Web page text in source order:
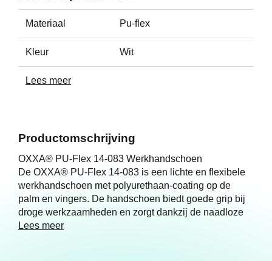
Productomschrijving
OXXA® PU-Flex 14-083 Werkhandschoen
De OXXA® PU-Flex 14-083 is een lichte en flexibele
werkhandschoen met polyurethaan-coating op de
palm en vingers. De handschoen biedt goede grip bij
droge werkzaamheden en zorgt dankzij de naadloze
nylon drager voor veel draagcomfort en
Lees meer
Materiaal Pu-flex
Kleur Wit
Lees meer